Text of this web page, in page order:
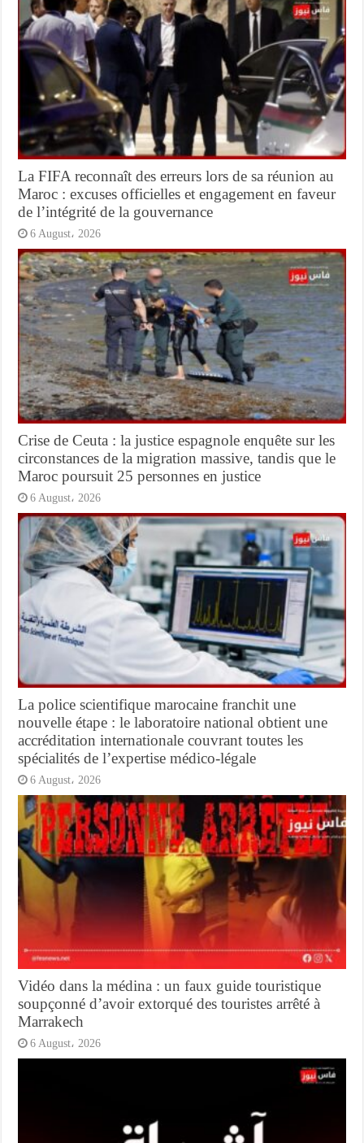
La FIFA reconnaît des erreurs lors de sa réunion au
Maroc : excuses officielles et engagement en faveur
de l’intégrité de la gouvernance
6 August، 2026
Crise de Ceuta : la justice espagnole enquête sur les
circonstances de la migration massive, tandis que le
Maroc poursuit 25 personnes en justice
6 August، 2026
La police scientifique marocaine franchit une
nouvelle étape : le laboratoire national obtient une
accréditation internationale couvrant toutes les
spécialités de l’expertise médico-légale
6 August، 2026
Vidéo dans la médina : un faux guide touristique
soupçonné d’avoir extorqué des touristes arrêté à
Marrakech
6 August، 2026